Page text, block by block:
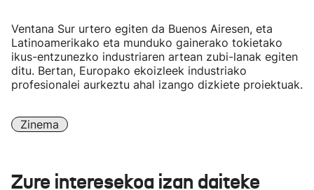
Ventana Sur urtero egiten da Buenos Airesen, eta
Latinoamerikako eta munduko gainerako tokietako
ikus-entzunezko industriaren artean zubi-lanak egiten
ditu. Bertan, Europako ekoizleek industriako
profesionalei aurkeztu ahal izango dizkiete proiektuak.
Zinema
Zure interesekoa izan daiteke